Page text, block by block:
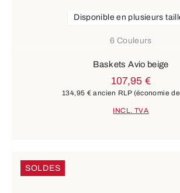
6 Couleurs
Disponible en plusieurs
Baskets Avio beige
107,95 €
134,95 € ancien RLP (économie
INCL. TVA
SOLDES